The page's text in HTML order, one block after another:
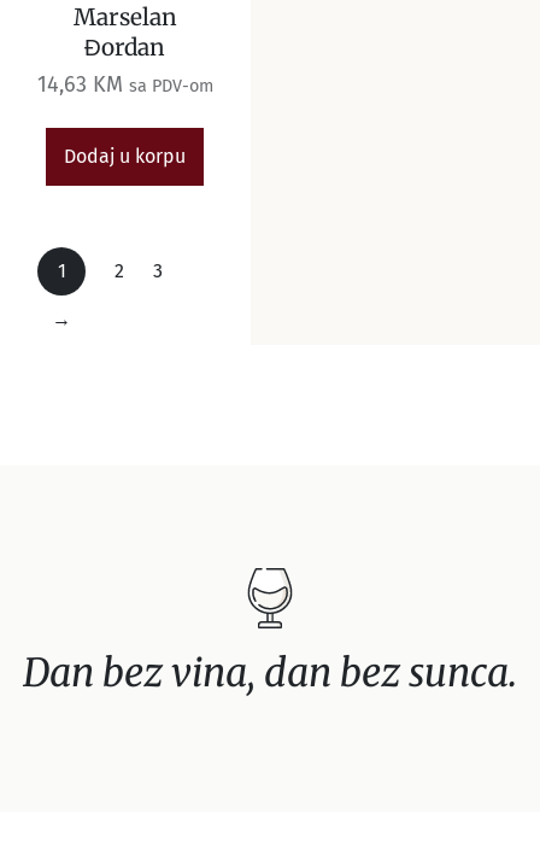
Marselan
Đordan
14,63 KM sa PDV-om
Dodaj u korpu
1 2 3
→
Dan bez vina, dan bez sunca.